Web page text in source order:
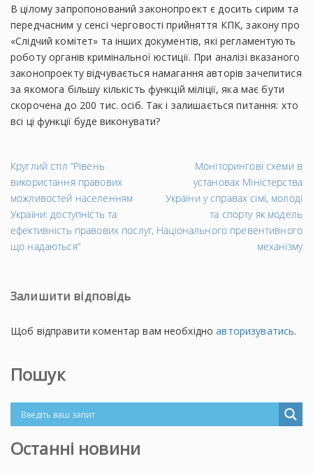
В цілому запропонований законопроект є досить сирим та
передчасним у сенсі черговості прийняття КПК, закону про
«Слідчий комітет» та інших документів, які регламентують
роботу органів кримінальної юстиції. При аналізі вказаного
законопроекту відчувається намагання авторів зачепитися
за якомога більшу кількість функцій міліції, яка має бути
скорочена до 200 тис. осіб. Так і залишається питання: хто
всі ці функції буде виконувати?
←
Попередній
запис
Круглий стіл “Рівень
використання правових
можливостей населенням
України: доступність та
ефективність правових послуг,
що надаються”
Моніторингові схеми в
установах Міністерства
України у справах сімї, молоді
та спорту як модель
Національного превентивного
механізму
Залишити відповідь
Щоб відправити коментар вам необхідноавторизуватись.
Пошук
Останні новини